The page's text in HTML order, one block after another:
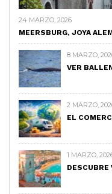
24 MARZO, 2026
MEERSBURG, JOYA
8 MARZO,
VER
2 MARZO,
EL
1 MARZO,
DESCUBRE